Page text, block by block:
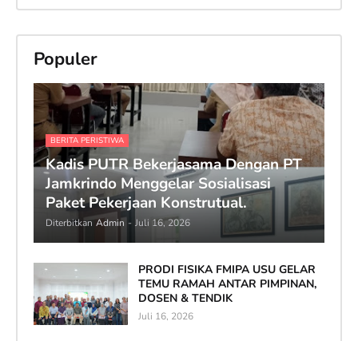
Populer
BERITA PERISTIWA
Kadis PUTR Bekerjasama Dengan PT
Jamkrindo Menggelar Sosialisasi
Paket Pekerjaan Konstrutual.
Diterbitkan Admin - Juli 16, 2026
PRODI FISIKA FMIPA USU GELAR
TEMU RAMAH ANTAR PIMPINAN,
DOSEN & TENDIK
Juli 16, 2026